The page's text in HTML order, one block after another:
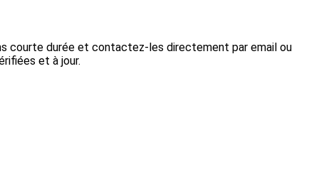
courte durée et contactez-les directement par email ou
et à jour.